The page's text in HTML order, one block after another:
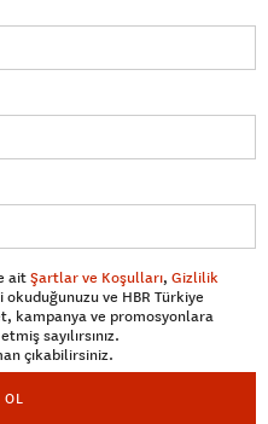
aitŞartlar ve Koşulları, Gizlilik
okuduğunuzu ve HBR Türkiye
kampanya ve promosyonlara
sayılırsınız.
çıkabilirsiniz.